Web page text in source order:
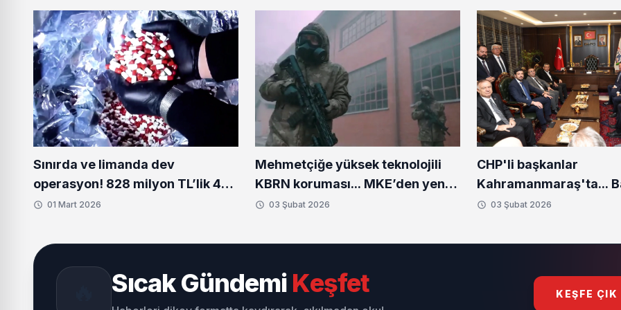
Sınırda ve limanda dev
operasyon! 828 milyon TL’lik 484
kilo uyuşturucu ele geçirildi
01 Mart 2026
Mehmetçiğe yüksek teknolojili
KBRN koruması... MKE’den yeni
donanım setleri
03 Şubat 2026
CHP'li başkanlar
Kahramanmaraş'ta...
Bozbey'den deprem
03 Şubat 2026
Sıcak Gündemi Keşfet KEŞFE ÇIK